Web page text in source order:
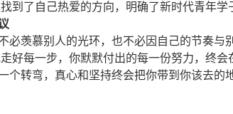
到了自己热爱的方向，明确了新时代青年学
必羡慕别人的光环，也不必因自己的节奏
好每一步，你默默付出的每一份努力，终会
个转弯，真心和坚持终会把你带到你该去